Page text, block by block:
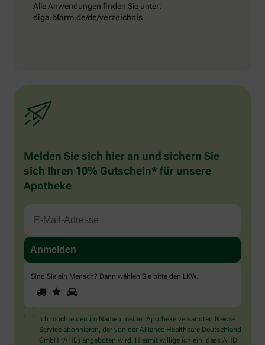
Alle Anwendungen finden Sie unter:
diga.bfarm.de/de/verzeichnis
Melden Sie sich hier an und sichern Sie
sich Ihren 10% Gutschein* für unsere
Apotheke
Sind Sie ein Mensch? Dann wählen Sie bitte den LKW
Sie
ein
Mensch?
Dann
wählen
1 2
Ich möchte den im Namen meiner Apotheke versandten News-
Service abonnieren, der von der Alliance Healthcare Deutschland
GmbH (AHD) angeboten wird. Hiermit willige ich ein, dass AHD